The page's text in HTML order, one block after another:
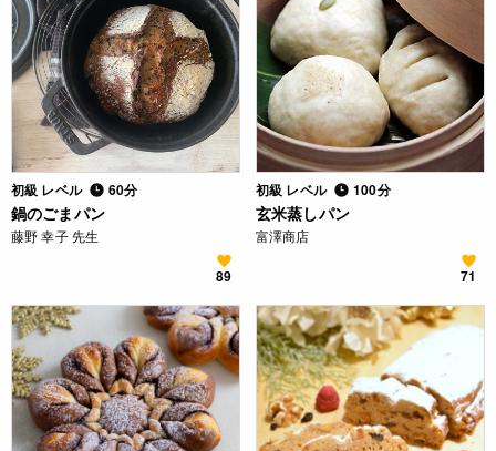
初級 レベル 60分
鍋のごまパン
藤野 幸子 先生
89
初級 レベル 100分
玄米蒸しパン
富澤商店
71